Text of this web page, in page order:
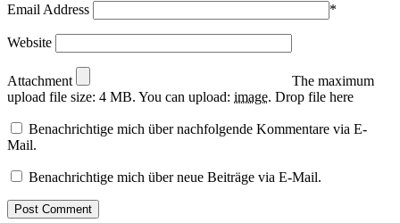
Email Address *
Website
Attachment
The maximum
upload file size: 4 MB. You can upload: image. Drop file here
Benachrichtige mich über nachfolgende Kommentare via E-
Mail.
Benachrichtige mich über neue Beiträge via E-Mail.